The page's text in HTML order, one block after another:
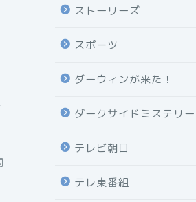
ストーリーズ
スポーツ
ダーウィンが来た！
ダークサイドミステリー
テレビ朝日
テレ東番組